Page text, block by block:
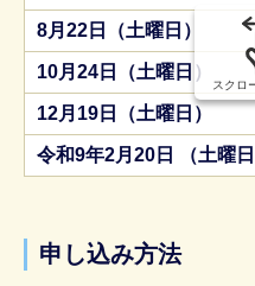
8月22日（土曜日）
10月24日（土曜日）
12月19日（土曜日）
令和9年2月20日 （土曜日
スクロ
申し込み方法